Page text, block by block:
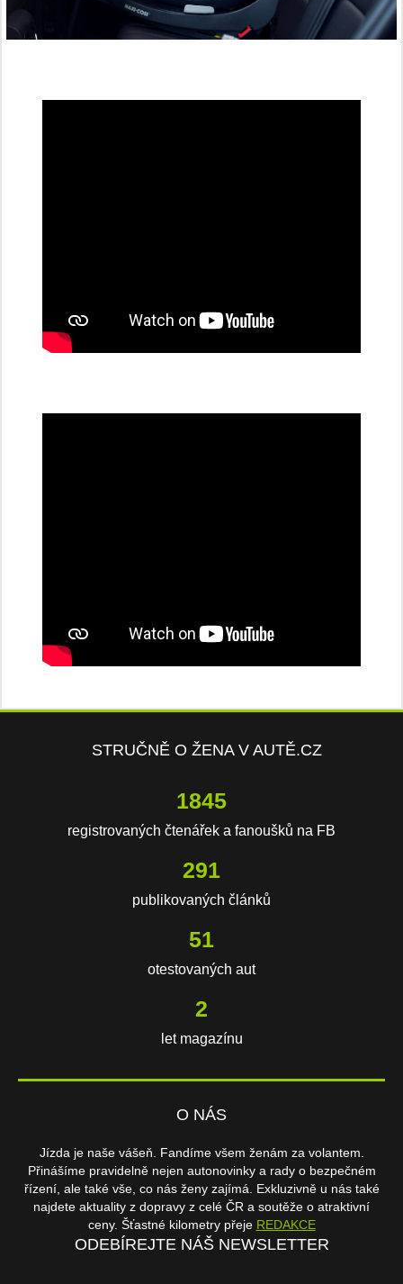
STRUČNĚ O ŽENA V AUTĚ.CZ
2715
registrovaných čtenářek a fanoušků na FB
428
publikovaných článků
75
otestovaných aut
2
let magazínu
O NÁS
Jízda je naše vášeň. Fandíme všem ženám za volantem.
Přinášíme pravidelně nejen autonovinky a rady o bezpečném
řízení, ale také vše, co nás ženy zajímá. Exkluzivně u nás také
najdete aktuality z dopravy z celé ČR a soutěže o atraktivní
ceny. Šťastné kilometry přeje REDAKCE
ODEBÍREJTE NÁŠ NEWSLETTER